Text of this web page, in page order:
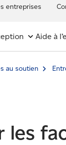
entreprises
Aide à
au soutien
les